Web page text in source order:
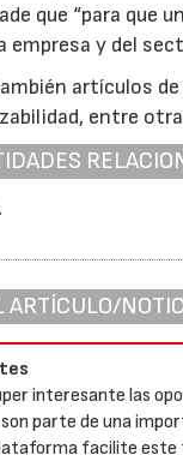
que “para
empresa y del
artículos
entre
ARTÍCULO/
interesante las
parte de una
facilite este